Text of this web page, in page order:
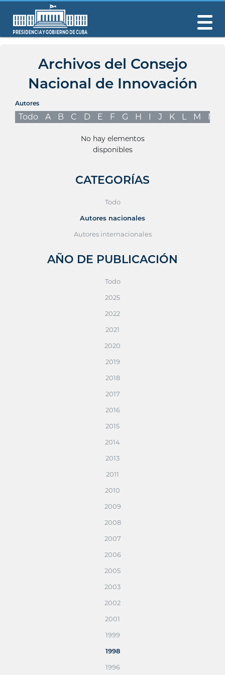
Archivos del Consejo
Nacional de Innovación
Autores
Todo A B C D E F G H I J K L M N
No hay elementos
disponibles
CATEGORÍAS
Todo
Autores nacionales
Autores internacionales
AÑO DE PUBLICACIÓN
Todo
2025
2022
2021
2020
2019
2018
2017
2016
2015
2014
2013
2011
2010
2009
2008
2007
2006
2005
2003
2002
2001
1999
1998
1996